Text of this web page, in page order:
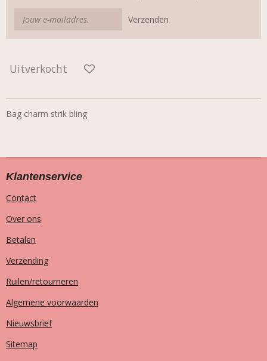
Verzenden
Uitverkocht
Bag charm strik bling
Klantenservice
Contact
Over ons
Betalen
Verzending
Ruilen/retourneren
Algemene voorwaarden
Nieuwsbrief
Sitemap